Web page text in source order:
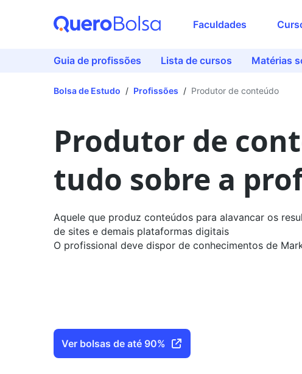
Faculdades
Guia de profissões Lista de cursos Matérias
Bolsa de Estudo / Profissões / Produtor de conteúdo
Produtor de
tudo sobre a
Aquele que produz conteúdos para alavancar os
de sites e demais plataformas digitais
O profissional deve dispor de conhecimentos de
Ver bolsas de até 90%